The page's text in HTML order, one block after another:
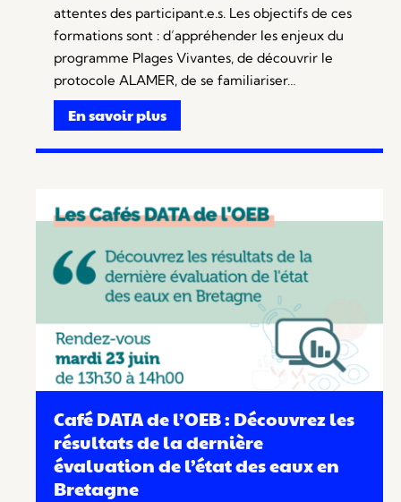
attentes des participant.e.s. Les objectifs de ces
formations sont : d’appréhender les enjeux du
programme Plages Vivantes, de découvrir le
protocole ALAMER, de se familiariser…
En savoir plus
Café DATA de l’OEB : Découvrez les
résultats de la dernière
évaluation de l’état des eaux en
Bretagne